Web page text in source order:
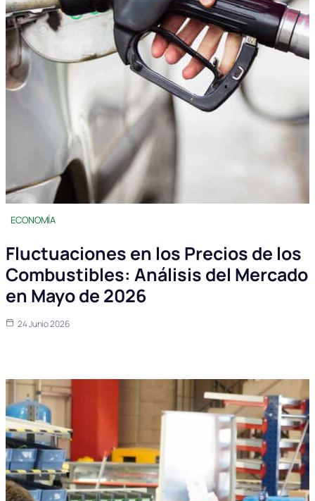
ECONOMÍA
Fluctuaciones en los Precios de los
Combustibles: Análisis del Mercado
en Mayo de 2026
24 Junio 2026